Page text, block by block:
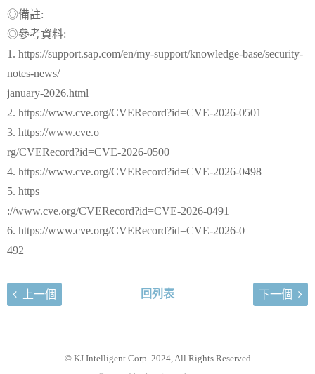
◎備註:
◎參考資料:
1. https://support.sap.com/en/my-support/knowledge-base/security-
notes-news/
january-2026.html
2. https://www.cve.org/CVERecord?id=CVE-2026-0501
3. https://www.cve.o
rg/CVERecord?id=CVE-2026-0500
4. https://www.cve.org/CVERecord?id=CVE-2026-0498
5. https
://www.cve.org/CVERecord?id=CVE-2026-0491
6. https://www.cve.org/CVERecord?id=CVE-2026-0
492
上一個 回列表 下一個
© KJ Intelligent Corp. 2024, All Rights Reserved